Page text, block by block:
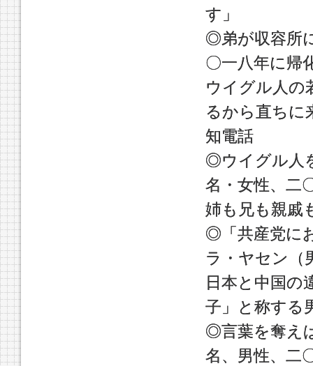
す」
◎弟が収容所
〇一八年に帰
ウイグル人の
るから直ちに
知電話
◎ウイグル人
名・女性、二
姉も兄も親戚
◎「共産党に
ラ・ヤセン（
日本と中国の
子」と称する
◎言葉を奪え
名、男性、二